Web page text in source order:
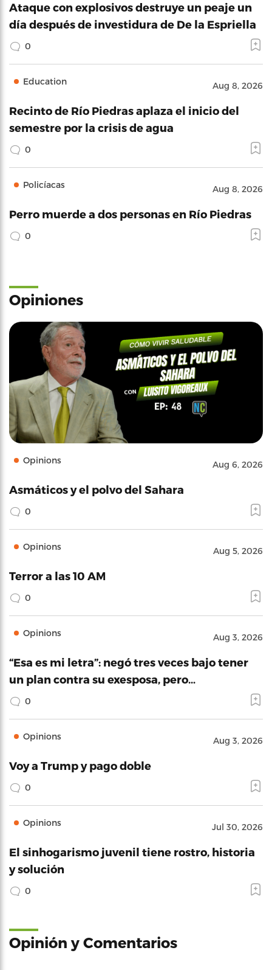
Ataque con explosivos destruye un peaje un
día después de investidura de De la Espriella
0
Education Aug 8, 2026
Recinto de Río Piedras aplaza el inicio del
semestre por la crisis de agua
0
Policíacas Aug 8, 2026
Perro muerde a dos personas en Río Piedras
0
Opiniones
Opinions Aug 6, 2026
Asmáticos y el polvo del Sahara
0
Opinions Aug 5, 2026
Terror a las 10 AM
0
Opinions Aug 3, 2026
“Esa es mi letra”: negó tres veces bajo tener
un plan contra su exesposa, pero…
0
Opinions Aug 3, 2026
Voy a Trump y pago doble
0
Opinions Jul 30, 2026
El sinhogarismo juvenil tiene rostro, historia
y solución
0
Opinión y Comentarios